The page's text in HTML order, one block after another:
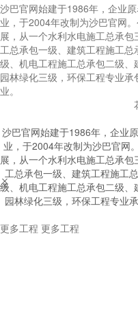
沙巴官网始建于1986年，企业
业，于2004年改制为沙巴官网
展，从一个水利水电施工总承
工总承包一级、建筑工程施工
级、机电工程施工总承包二级
园林绿化三级，环保工程专业
业。
沙巴官网始建于1986年，企业
业，于2004年改制为沙巴官网
展，从一个水利水电施工总承
工总承包一级、建筑工程施工
级、机电工程施工总承包二级
园林绿化三级，环保工程专业


更多工程 更多工程